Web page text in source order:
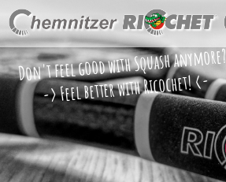
Don't feel good with Squash anymore?
-> Feel better with Ricochet! <-